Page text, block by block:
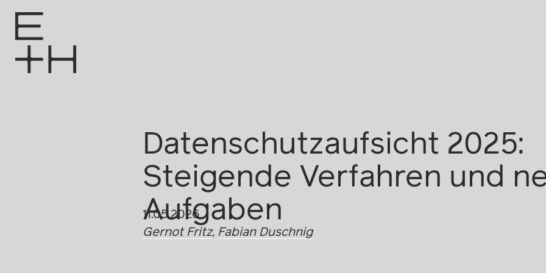
Datenschutzaufsicht 2025:
Steigende Verfahren und
Aufgaben
11.05.2026
Gernot Fritz, Fabian Duschnig